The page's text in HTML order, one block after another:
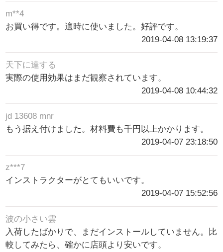
m**4
お買い得です。適時に使いました。好評です。
2019-04-08 13:19:37
天下に達する
実際の使用効果はまだ観察されています。
2019-04-08 10:44:32
jd 13608 mnr
もう据え付けました。材料費も千円以上かかります。
2019-04-07 23:18:50
z***7
インストラクターがとてもいいです。
2019-04-07 15:52:56
波の小さい雲
入荷したばかりで、まだインストールしていません。比
較してみたら、確かに店頭より安いです。